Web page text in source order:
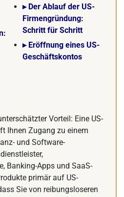
▸ Der Ablauf der US-
Firmengründung:
Schritt für Schritt
▸ Eröffnung eines US-
Geschäftskontos
Vorteil: Eine US-
Ihnen Zugang zu einem
und Software-
Banking-Apps und SaaS-
primär auf US-
Sie von reibungsloseren